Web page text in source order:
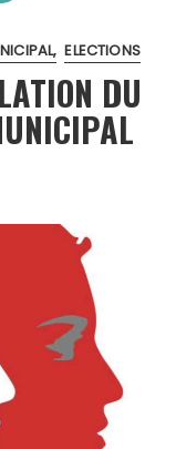
ELECTIONS
DU